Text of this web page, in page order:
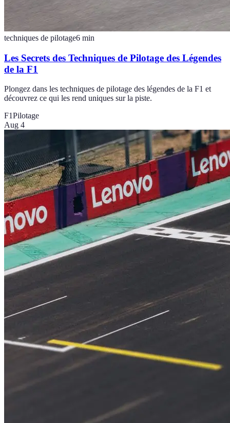
techniques de pilotage6 min
Les Secrets des Techniques de Pilotage des Légendes
de la F1
Plongez dans les techniques de pilotage des légendes de la F1 et
découvrez ce qui les rend uniques sur la piste.
F1Pilotage
Aug 4